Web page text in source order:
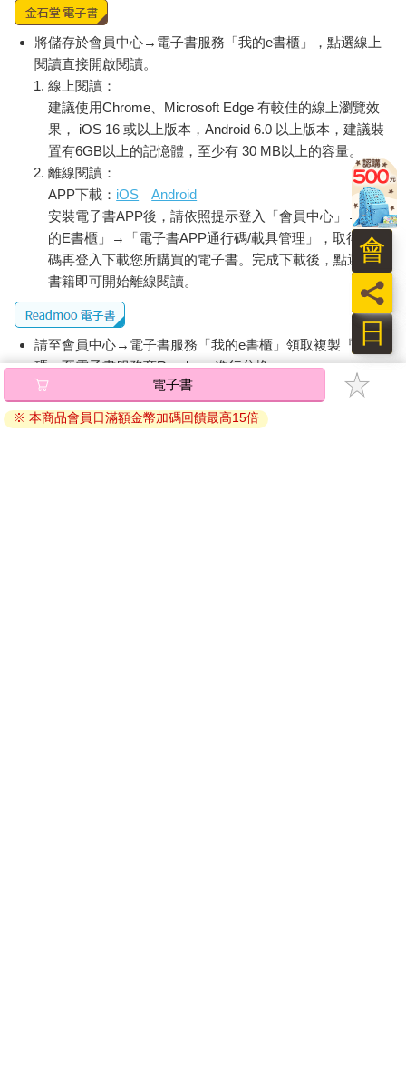
將儲存於會員中心→電子書服務「我的e書櫃」，點選線上
閱讀直接開啟閱讀。
線上閱讀：
建議使用Chrome、Microsoft Edge 有較佳的線上瀏覽效
果， iOS 16 或以上版本，Android 6.0 以上版本，建議裝
置有6GB以上的記憶體，至少有 30 MB以上的容量。
離線閱讀：
APP下載： iOS
Android
安裝電子書APP後，請依照提示登入「會員中心」→「我
的E書櫃」→「電子書APP通行碼/載具管理」，取得通行
碼再登入下載您所購買的電子書。完成下載後，點選任一
書籍即可開始離線閱讀。
請至會員中心→電子書服務「我的e書櫃」領取複製『兌換
碼』至電子書服務商Readmoo進行兌換。
退換貨須知：
因版權保護，您在金石堂所購買的電子書僅能以金石堂專屬
電子書
※ 本商品會員日滿額金幣加碼回饋最高15倍
日
員
會